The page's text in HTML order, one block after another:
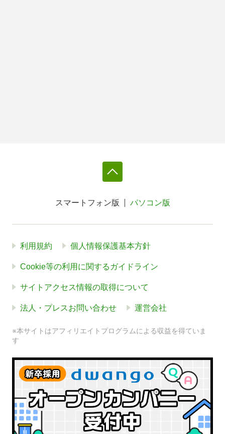
スマートフォン版 パソコン版
利用規約 個人情報保護基本方針
Cookie等の利用に関するガイドライン
サイトアクセス情報の取得について
法人・プレスお問い合わせ 運営会社
※本サイトはアフィリエイトプログラムによる収益を得ていま
す